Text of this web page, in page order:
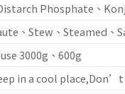
Phosphate、
、Stew、Steamed、
3000g、600g
in a cool